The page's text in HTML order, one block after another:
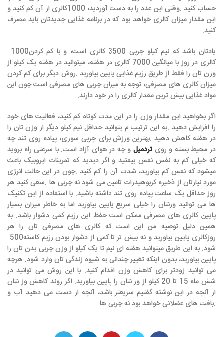
حساب كنيد .وقتی این عدد را به دست آوردید، 1000کالری از آن کم کنید و
این مقدار میزان کالری خواهد بود که در برنامه غذایی جدیدتان باید مصرف
کنید.
یادتان باشد که نیم کیلو چربی 3500کالری است، و با کم کردن1000
کالری در روز با میانگین7000 کالری در هفته، میتوانید در هفته یک کیلو از
وزن تان را فقط از طریق رژیم غذایی پایین بیاورید .روش دیگر برای کم کردن
میزان کالری های مصرفی، توجه به میزان چربی های مصرفی است چون این
مواد غذایی بیش ترین مقدار کالری را در خود دارند.
اگر بخواهید این مقدار وزن را در این مدت کوتاه کم کنید، فعالیت های خود
را افزايش دهيد .به اين ترتيب م يتوانید حداقل نیم کیلو دیگر از وزن تان را
در هفته کاهش دهید .بهترین ورزش برای چربی سوزی، پیاده روی تند چه
در محیط بسته و روی تردمیلو چه در هوای آزاد است. با سرعتی راه بروید
که خیلی کم به نفس نفس بیفتید و اگر دیدید که تمرینات ایروبیک باعث
میشود که نفس کم بیاورید، شدت آن را كم كنيد.چون در اين حالت انرژی
مورد نیازتان از ذخيره کربوهیدرات تامین می شود نه چربی ها .سعی کنید هر
روز حداقل یک ساعت پیاده روی تند داشته باشید. با استفاده از این تکنیک
ها می توانید وزنتان را خیلی سریع پایین بیاورید اما به خاطر میزان بسیار
پایین کالری های مصرفی ممکن است حفظ این رژیم کمی دشوار باشد. به
همین دلیل توصیه من این است که کالری های مصرفی تان را هر
روز
500کالری پایین بیاورید و نه بیش تر تا کمی از دشوار بودن رژیم کاسته
شود. به این طریق میتوانید هفته ای نیم تا یک کیلو از وزن چربی بدن تان را
پایین بیاورید، بدون اینکه تغییر چندانی به شیوه زندگی تان وارد شود. هرچه
می توانید زودتر برای کاهش وزن اقدام کنید. با این روش می توانید در
شش ماه 15 تا 20 کیلو از وز نتان را پایین بیاورید. اگر روند کاهش وز نتان
از آنچه در این نوشته گفتيم سریعتر باشد، آنچه از دست می دهید آب و
بافت های عضلانی خواهد بود نه چربی ها.